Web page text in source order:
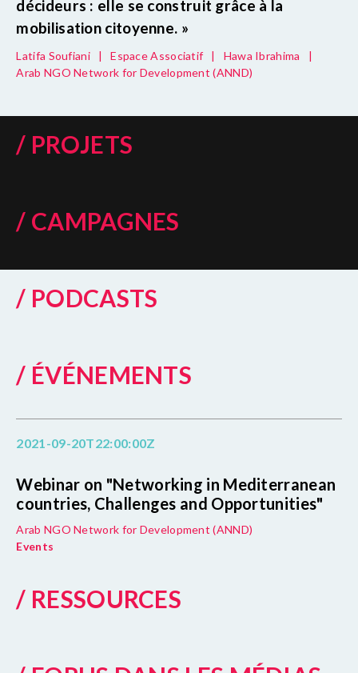
décideurs : elle se construit grâce à la
mobilisation citoyenne. »
Latifa Soufiani | Espace Associatif | Hawa Ibrahima
|
Arab NGO Network for Development (ANND)
/ PROJETS
/ CAMPAGNES
/ PODCASTS
/ ÉVÉNEMENTS
2021-09-20T22:00:00Z
Webinar on "Networking in Mediterranean
countries, Challenges and Opportunities"
Arab NGO Network for Development (ANND)
Events
/ RESSOURCES